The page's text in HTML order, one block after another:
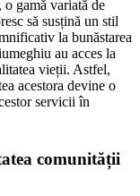
o gamă variată de
să susțină un stil
la bunăstarea
au acces la
vieții. Astfel,
acestora devine o
servicii în
comunității